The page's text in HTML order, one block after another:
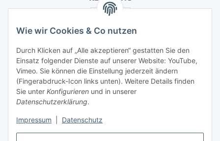
Wie wir Cookies & Co nutzen
Durch Klicken auf „Alle akzeptieren“ gestatten Sie den
Einsatz folgender Dienste auf unserer Website: YouTube,
Vimeo. Sie können die Einstellung jederzeit ändern
(Fingerabdruck-Icon links unten). Weitere Details finden
Sie unter Konfigurieren und in unserer
Datenschutzerklärung.
Impressum Datenschutz